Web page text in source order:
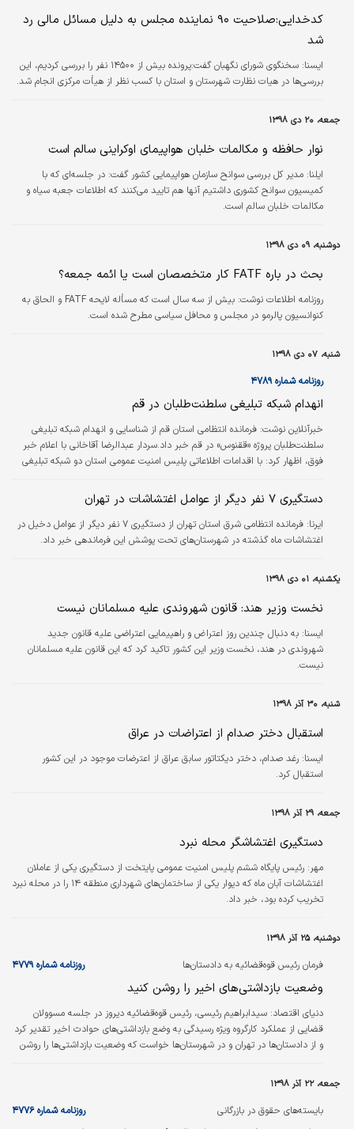
کدخدایی:صلاحیت ۹۰ نماینده مجلس به دلیل مسائل مالی رد
شد
ايسنا:
سخنگوی شورای نگهبان گفت:پرونده بیش از ۱۴۵۰۰ نفر را بررسی کردیم، این
بررسی‌ها در هیات نظارت شهرستان و استان با کسب نظر از هیأت مرکزی انجام شد.
جمعه، ۲۰ دی ۱۳۹۸
نوار حافظه و مکالمات خلبان هواپیمای اوکراینی سالم است
ایلنا: مدیر کل بررسی سوانح سازمان هواپیمایی کشور گفت: در جلسه‌ای که با
کمیسیون سوانح کشوری داشتیم آنها هم تایید می‌کنند که اطلاعات جعبه سیاه و
مکالمات خلبان سالم است.
دوشنبه، ۰۹ دی ۱۳۹۸
بحث در باره FATF کار متخصصان است یا ائمه جمعه؟
روزنامه اطلاعات نوشت: بیش از سه سال است که مسأله لایحه FATF و الحاق به
کنوانسیون پالرمو در مجلس و محافل سیاسی مطرح شده است.
شنبه، ۰۷ دی ۱۳۹۸
روزنامه شماره ۴۷۸۹
انهدام شبکه تبلیغی سلطنت‌طلبان در قم
خبرآنلاین نوشت: فرمانده انتظامی استان قم از شناسایی و انهدام شبکه تبلیغی
سلطنت‌طلبان پروژه «ققنوس» در قم خبر داد.سردار عبدالرضا آقاخانی با اعلام خبر
فوق، اظهار کرد: با اقدامات اطلاعاتی پلیس امنیت عمومی استان دو شبکه تبلیغی
هدایت تجمعات، آشوب‌ها، دعوت به اعتصابات و نافرمانی مدنی فعالیت داشتند،
شناسایی و متلاشی شدند.
دستگیری ۷ نفر دیگر از عوامل اغتشاشات در تهران
ایرنا:
فرمانده انتظامی شرق استان تهران از دستگیری ۷ نفر دیگر از عوامل دخیل در
اغتشاشات ماه گذشته در شهرستان‌های تحت پوشش این فرماندهی خبر داد.
یکشنبه، ۰۱ دی ۱۳۹۸
نخست وزیر هند: قانون شهروندی علیه مسلمانان نیست
ايسنا: به دنبال چندین روز اعتراض و راهپیمایی اعتراضی علیه قانون جدید
شهروندی در هند، نخست وزیر این کشور تاکید کرد که این قانون علیه مسلمانان
نیست.
شنبه، ۳۰ آذر ۱۳۹۸
استقبال دختر صدام از اعتراضات در عراق
ايسنا: رغد صدام، دختر دیکتاتور سابق عراق از اعترضات موجود در این کشور
استقبال کرد.
جمعه، ۲۹ آذر ۱۳۹۸
دستگیری اغتشاشگر محله نبرد
مهر: رئیس پایگاه ششم پلیس امنیت عمومی پایتخت از دستگیری یکی از عاملان
اغتشاشات آبان ماه که دیوار یکی از ساختمان‌های شهرداری منطقه ۱۴ را در محله نبرد
تخریب کرده بود، خبر داد.
دوشنبه، ۲۵ آذر ۱۳۹۸
فرمان رئیس قوه‌قضائیه به دادستان‌ها روزنامه شماره ۴۷۷۹
وضعیت بازداشتی‌های اخیر را روشن کنید
دنیای اقتصاد: سیدابراهیم رئیسی، رئیس قوه‌قضائیه دیروز در جلسه مسوولان
قضایی از عملکرد کارگروه ویژه رسیدگی به وضع بازداشتی‌های حوادث اخیر تقدیر کرد
و از دادستان‌ها در تهران و در شهرستان‌ها خواست که وضعیت بازداشتی‌ها را روشن
جمعه، ۲۲ آذر ۱۳۹۸
بایسته‌های حقوق در بازرگانی
روزنامه شماره ۴۷۷۶